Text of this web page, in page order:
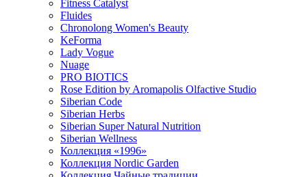
Fitness Catalyst
Fluides
Chronolong Women's Beauty
KeForma
Lady Vogue
Nuage
PRO BIOTICS
Rose Edition by Aromapolis Olfactive Studio
Siberian Code
Siberian Herbs
Siberian Super Natural Nutrition
Siberian Wellness
Коллекция «1996»
Коллекция Nordic Garden